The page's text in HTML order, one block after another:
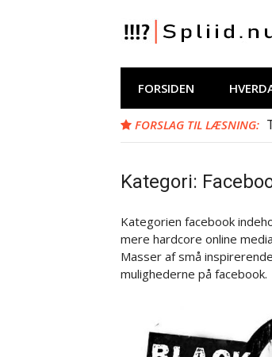
Spliid.nu
Web, Hverdag,
FORSIDEN
FORSLAG TIL LÆSNING:
Kategori:
Kategorien facebook
mere hardcore online
Masser af små
mulighederne på facebook.